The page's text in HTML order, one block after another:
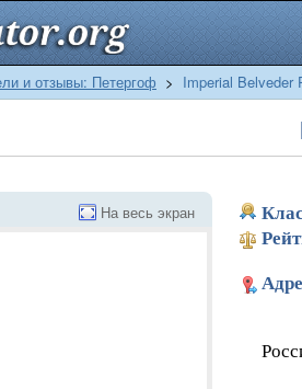
и отзывы: Петергоф > Imperial Belveder
На весь экран